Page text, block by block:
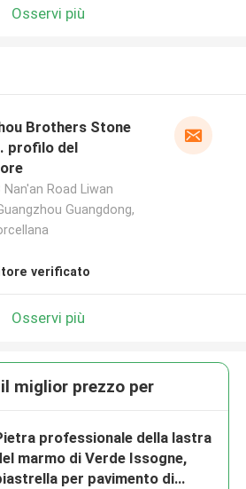
Osservi più
Brothers Stone
profilo del
Nan'an Road Liwan
Guangdong,
verificato
Osservi più
miglior prezzo per
professionale della lastra
marmo di Verde Issogne,
per pavimento di